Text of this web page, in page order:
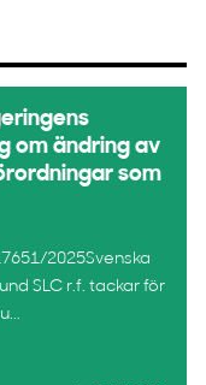
om ändring av
som
2025Svenska
SLC r.f. tackar för